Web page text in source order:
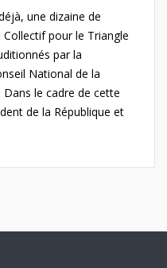
une dizaine de
pour le Triangle
par la
National de la
Dans le cadre de cette
de la République et